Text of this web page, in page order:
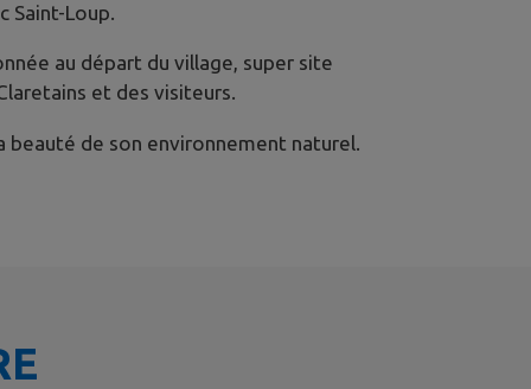
Saint-Loup.
au départ du village, super site
et des visiteurs.
beauté de son environnement naturel.